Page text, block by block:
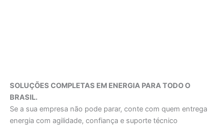
SOLUÇÕES COMPLETAS EM ENERGIA PARA TODO O
BRASIL.
Se a sua empresa não pode parar, conte com quem entrega
energia com agilidade, confiança e suporte técnico